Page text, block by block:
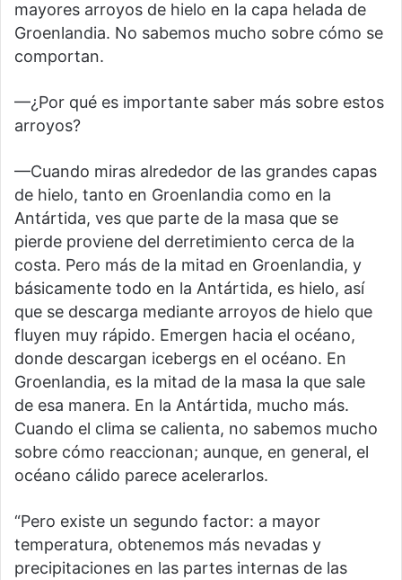
mayores arroyos de hielo en la capa helada de
Groenlandia. No sabemos mucho sobre cómo se
comportan.
—¿Por qué es importante saber más sobre estos
arroyos?
—Cuando miras alrededor de las grandes capas
de hielo, tanto en Groenlandia como en la
Antártida, ves que parte de la masa que se
pierde proviene del derretimiento cerca de la
costa. Pero más de la mitad en Groenlandia, y
básicamente todo en la Antártida, es hielo, así
que se descarga mediante arroyos de hielo que
fluyen muy rápido. Emergen hacia el océano,
donde descargan icebergs en el océano. En
Groenlandia, es la mitad de la masa la que sale
de esa manera. En la Antártida, mucho más.
Cuando el clima se calienta, no sabemos mucho
sobre cómo reaccionan; aunque, en general, el
océano cálido parece acelerarlos.
“Pero existe un segundo factor: a mayor
temperatura, obtenemos más nevadas y
precipitaciones en las partes internas de las